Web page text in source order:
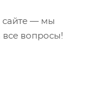
сайте — мы
вопросы!